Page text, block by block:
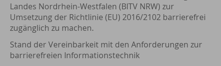
Landes Nordrhein-Westfalen (BITV NRW) zur
Umsetzung der Richtlinie (EU) 2016/2102 barrierefrei
zugänglich zu machen.
Stand der Vereinbarkeit mit den Anforderungen zur
barrierefreien Informationstechnik